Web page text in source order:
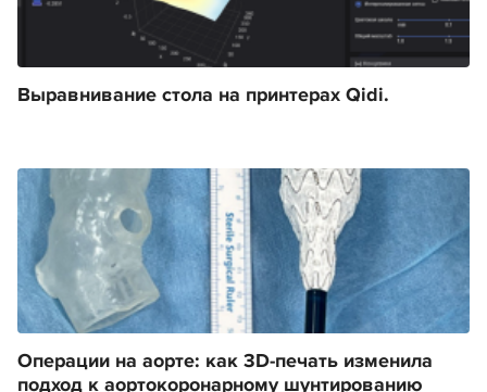
Выравнивание стола на принтерах Qidi.
Операции на аорте: как 3D-печать изменила
подход к аортокоронарному шунтированию